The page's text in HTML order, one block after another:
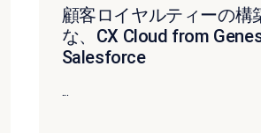
顧客ロイヤルティーの構
な、CX Cloud from
Salesforce
...